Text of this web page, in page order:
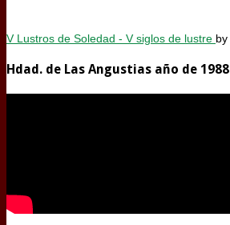
V Lustros de Soledad - V siglos de lustre by
Hdad. de Las Angustias año de 1988